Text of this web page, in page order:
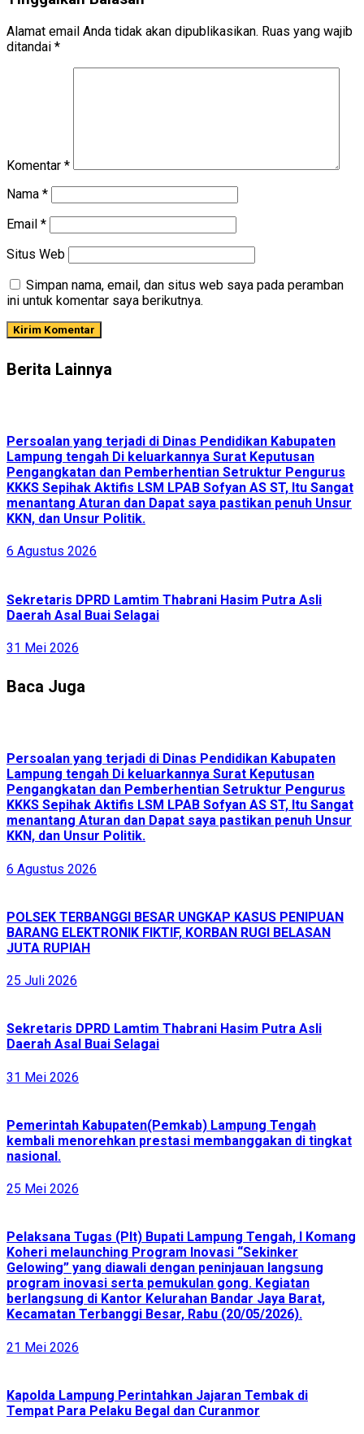
Alamat email Anda tidak akan dipublikasikan. Ruas yang wajib
ditandai *
Komentar *
Nama *
Email *
Situs Web
Simpan nama, email, dan situs web saya pada peramban
ini untuk komentar saya berikutnya.
Berita Lainnya
Persoalan yang terjadi di Dinas Pendidikan Kabupaten
Lampung tengah Di keluarkannya Surat Keputusan
Pengangkatan dan Pemberhentian Setruktur Pengurus
KKKS Sepihak Aktifis LSM LPAB Sofyan AS ST, Itu Sangat
menantang Aturan dan Dapat saya pastikan penuh Unsur
KKN, dan Unsur Politik.
6 Agustus 2026
Sekretaris DPRD Lamtim Thabrani Hasim Putra Asli
Daerah Asal Buai Selagai
31 Mei 2026
Baca Juga
Persoalan yang terjadi di Dinas Pendidikan Kabupaten
Lampung tengah Di keluarkannya Surat Keputusan
Pengangkatan dan Pemberhentian Setruktur Pengurus
KKKS Sepihak Aktifis LSM LPAB Sofyan AS ST, Itu Sangat
menantang Aturan dan Dapat saya pastikan penuh Unsur
KKN, dan Unsur Politik.
6 Agustus 2026
POLSEK TERBANGGI BESAR UNGKAP KASUS PENIPUAN
BARANG ELEKTRONIK FIKTIF, KORBAN RUGI BELASAN
JUTA RUPIAH
25 Juli 2026
Sekretaris DPRD Lamtim Thabrani Hasim Putra Asli
Daerah Asal Buai Selagai
31 Mei 2026
Pemerintah Kabupaten(Pemkab) Lampung Tengah
kembali menorehkan prestasi membanggakan di tingkat
nasional.
25 Mei 2026
Pelaksana Tugas (Plt) Bupati Lampung Tengah, I Komang
Koheri melaunching Program Inovasi “Sekinker
Gelowing” yang diawali dengan peninjauan langsung
program inovasi serta pemukulan gong. Kegiatan
berlangsung di Kantor Kelurahan Bandar Jaya Barat,
Kecamatan Terbanggi Besar, Rabu (20/05/2026).
21 Mei 2026
Kapolda Lampung Perintahkan Jajaran Tembak di
Tempat Para Pelaku Begal dan Curanmor